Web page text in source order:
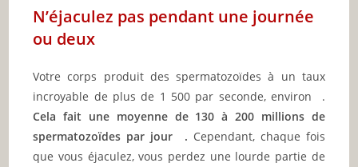
N’éjaculez pas pendant une journée
ou deux
Votre corps produit des spermatozoïdes à un taux
incroyable de plus de 1 500 par seconde, environ .
Cela fait une moyenne de 130 à 200 millions de
spermatozoïdes par jour . Cependant, chaque fois
que vous éjaculez, vous perdez une lourde partie de